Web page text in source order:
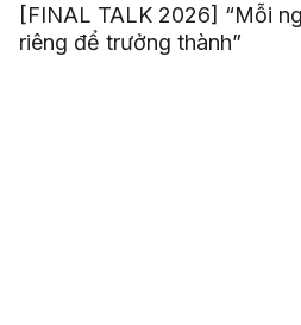
[FINAL TALK 2026] “Mỗi
riêng để trưởng thành”